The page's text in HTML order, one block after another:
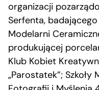
organizacji
Serfenta,
Modelarni
produkującej
Klub Kobiet
„Parostatek”; Szkoły